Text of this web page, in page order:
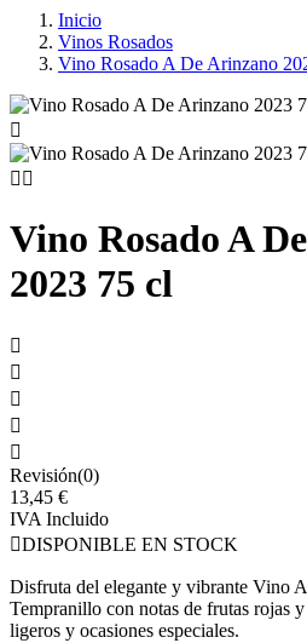
Inicio
Vinos Rosados
Vino Rosado A De Arinzano

 
Vino Rosado A
2023 75 cl





Revisión(0)
13,45 €
IVA Incluido
DISPONIBLE EN STOCK
Disfruta del elegante y vibrante Vino
Tempranillo con notas de frutas rojas
ligeros y ocasiones especiales.